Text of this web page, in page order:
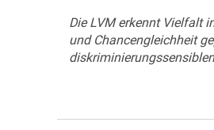
Die LVM erkennt Vielfalt
und Chancengleichheit